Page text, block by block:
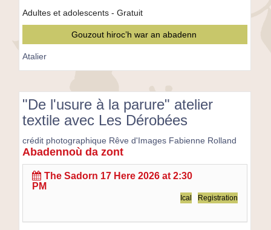
Adultes et adolescents - Gratuit
Gouzout hiroc’h war an abadenn
Atalier
"De l'usure à la parure" atelier
textile avec Les Dérobées
crédit photographique Rêve d'Images Fabienne Rolland
"De
l'usure
textile
Abadennoù da zont
The Sadorn 17 Here 2026 at 2:30
PM
Registration
Ical